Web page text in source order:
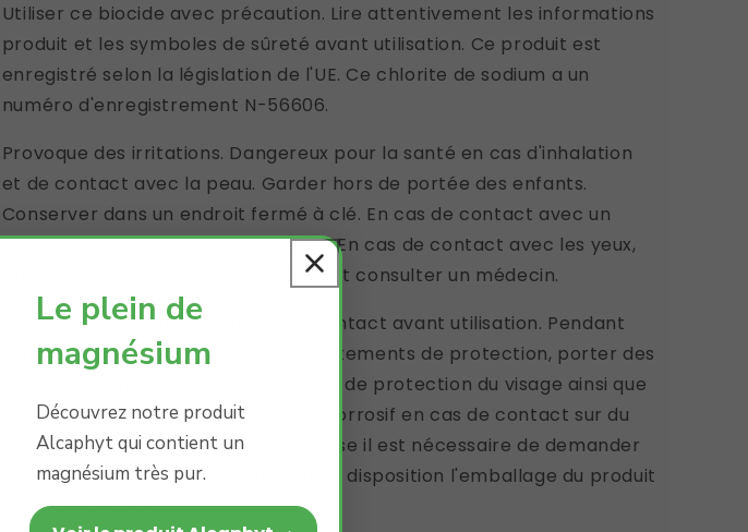
Utiliser ce biocide avec précaution. Lire attentivement les informations
produit et les symboles de sûreté avant utilisation. Ce produit est
enregistré selon la législation de l'UE. Ce chlorite de sodium a un
numéro d'enregistrement N-56606.
Provoque des irritations. Dangereux pour la santé en cas d'inhalation
et de contact avec la peau. Garder hors de portée des enfants.
Conserver dans un endroit fermé à clé. En cas de contact avec un
acide, dégage des vapeurs toxiques. En cas de contact avec les yeux,
rincer abondamment avec de l'eau et consulter un médecin.
Si possible enlever les lentilles de contact avant utilisation. Pendant
l'utilisation du produit, mettre des vêtements de protection, porter des
lunettes de protection et un masque de protection du visage ainsi que
des gants de protection. Peut être corrosif en cas de contact sur du
métal. En cas d'accident ou de malaise il est nécessaire de demander
l'avis d'un médecin, si possible tenir à disposition l'emballage du produit
et sa description.
Le plein de
magnésium
Découvrez notre produit
Alcaphyt qui contient un
magnésium très pur.